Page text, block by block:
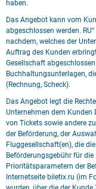
haben.
Das Angebot kann vom
abgeschlossen werden.
nachdem, welches der
Auftrag des Kunden
Gesellschaft
Buchhaltungsunterlagen,
(Rechnung, Scheck).
Das Angebot legt die
Unternehmen dem Kunden
von Tickets sowie andere
der Beförderung, der
Fluggesellschaft(en), die
Beförderungsgebühr für
Prioritätsparametern der
Internetseite biletix.ru (im